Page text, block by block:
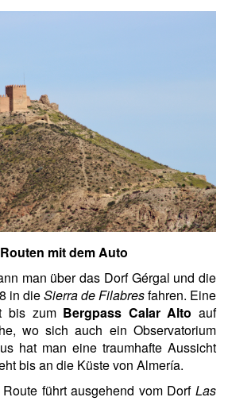
mit dem Auto
man über das Dorf Gérgal und die
in dieSierra de Filabresfahren. Eine
bis zum Bergpass Calar Alto auf
wo sich auch ein Observatorium
hat man eine traumhafte Aussicht
bis an die Küste von Almería.
führt ausgehend vom Dorf Las